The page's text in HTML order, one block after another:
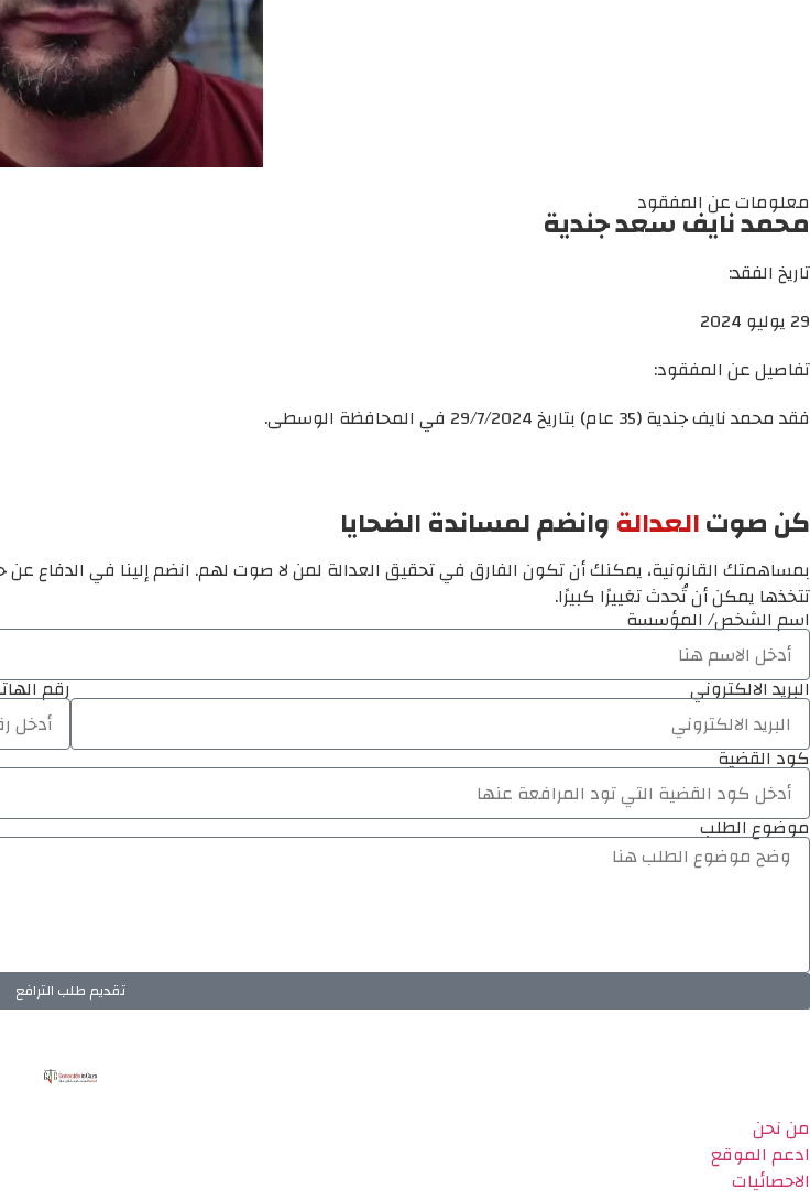
معلومات عن المفقود
محمد نايف سعد جندية
تاريخ الفقد:
29 يوليو 2024
تفاصيل عن المفقود:
فقد محمد نايف جندية (35 عام) بتاريخ 29/7/2024 في المحافظة الوسطى.
كن صوتالعدالةوانضم لمساندة الضحايا
بمساهمتك القانونية، يمكنك أن تكون الفارق في تحقيق العدالة لمن لا صوت لهم. انضم إلينا في الدفاع
تتخذها يمكن أن تُحدث تغييرًا كبيرًا.
اسم الشخص/ المؤسسة
البريد الالكتروني رقم
كود القضية
موضوع الطلب
تقديم طلب الترافع
من نحن
ادعم الموقع
الاحصائيات